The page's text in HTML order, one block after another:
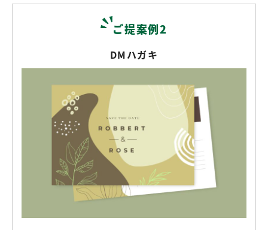
ご提案例2
DMハガキ